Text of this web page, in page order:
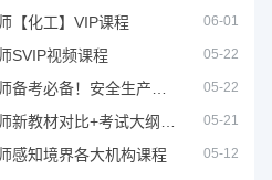
【化工】VIP课程 06-01
SVIP视频课程 05-22
05-22
05-21
感知境界各大机构课程 05-12